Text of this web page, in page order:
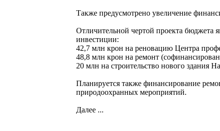
Также предусмотрено увеличение
Отличительной чертой проекта бюджета
инвестиции:
42,7 млн крон на реновацию Центра
48,8 млн крон на ремонт
20 млн на строительство нового здания
Планируется также финансирование
природоохранных мероприятий.
Далее ...